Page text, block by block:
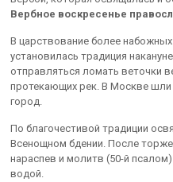
Вербное воскресенье
В царствование более
установилась традиция
отправляться ломать веточки
протекающих рек. В Москве шли
город.
По благочестивой традиции
Всенощном бдении. После
нараспев и молитв (50-й
водой.